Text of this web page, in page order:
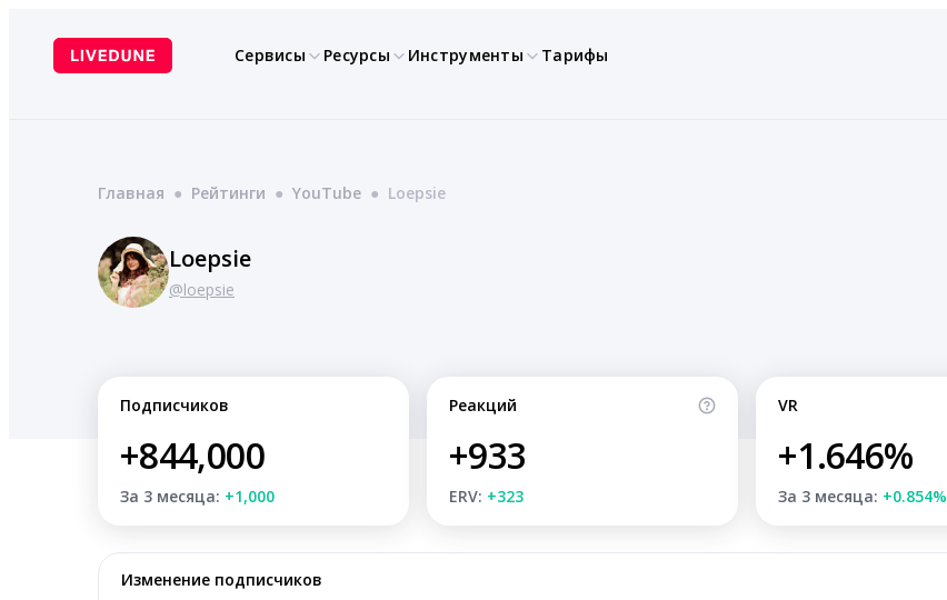
содержимому
Сервисы Ресурсы Инструменты Тарифы
Главная ● Рейтинги ● YouTube ● Loepsie
Loepsie
@loepsie
Подписчиков
+844,000
За 3 месяца: +1,000
Реакций
+933
ERV: +323
VR
+1.646%
За 3 месяца: +0.854%
Изменение подписчиков